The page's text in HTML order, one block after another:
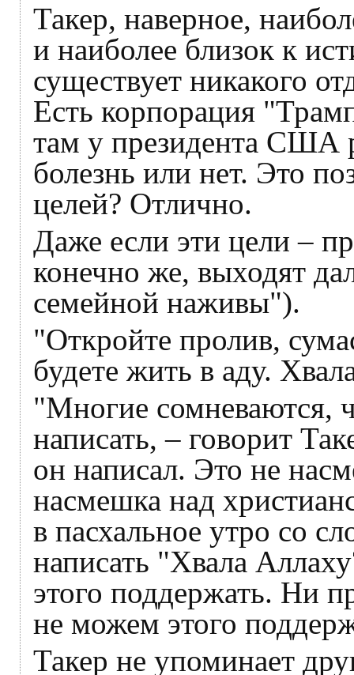
Такер, наверное,
и наиболее близок к
существует никакого
Есть корпорация
там у президента США
болезнь или нет. Это
целей? Отлично.
Даже если эти цели –
конечно же, выходят
семейной наживы").
"Откройте пролив,
будете жить в аду.
"Многие сомневаются,
написать, – говорит
он написал. Это не
насмешка над
в пасхальное утро со
написать "Хвала
этого поддержать. Ни
не можем этого
Такер не упоминает